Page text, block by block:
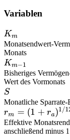
Variablen
K_m
Km
Monatsendwert-
Monats
K_{m-
1}
Km−1
Bisheriges Vermögen
Wert des Vormonats
S
S
Monatliche Sparrate-
r_m = (1 +
r_a)^{1/12}
- 1
rm = (1 + ra)1/
Effektive
anschließend minus 1